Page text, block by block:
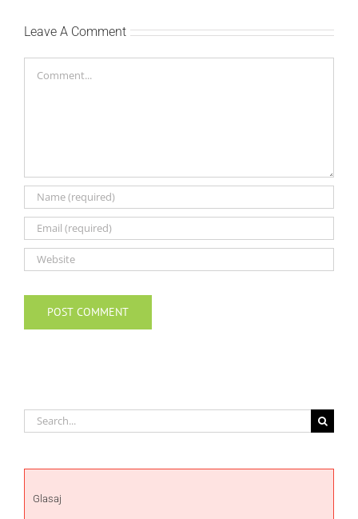
Leave A Comment
Search
for:
Glasaj